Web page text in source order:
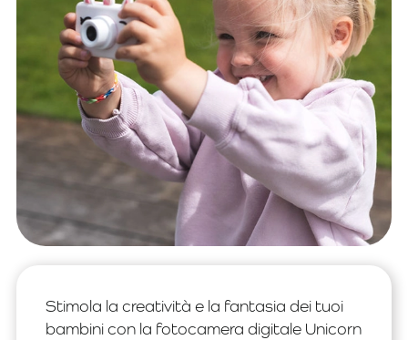
Stimola la creatività e la fantasia dei tuoi
bambini con la fotocamera digitale Unicorn